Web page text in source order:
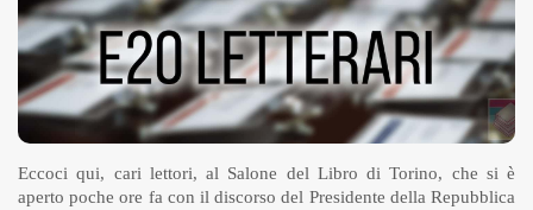
Eccoci qui, cari lettori, al Salone del Libro di Torino, che si è
aperto poche ore fa con il discorso del Presidente della Repubblica